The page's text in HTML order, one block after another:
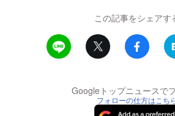
この記事をシェアす
Googleトップニュースで
フォローの仕方はこち